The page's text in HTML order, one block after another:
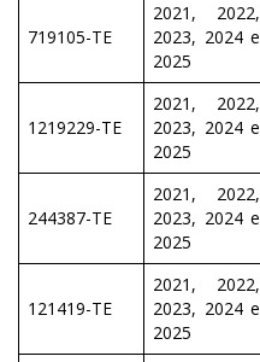
719105-TE
2021, 2022,
2023, 2024 e
2025
1219229-TE
2021, 2022,
2023, 2024 e
2025
244387-TE
2021, 2022,
2023, 2024 e
2025
121419-TE
2021, 2022,
2023, 2024 e
2025